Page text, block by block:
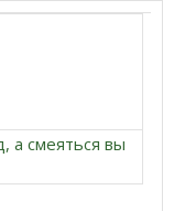
а смеяться вы